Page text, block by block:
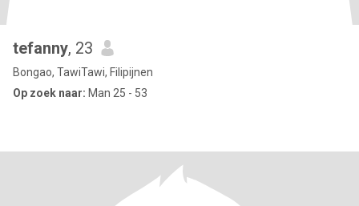
tefanny, 23
Bongao, TawiTawi, Filipijnen
Op zoek naar: Man 25 - 53